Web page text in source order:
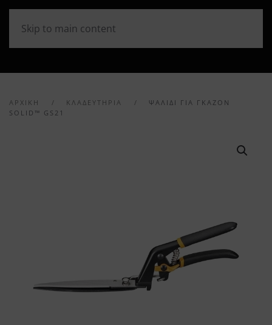
Skip to main content
ΑΡΧΙΚΉ ΚΛΑΔΕΥΤΗΡΙΑ
ΨΑΛΊΔΙ ΓΙΑ ΓΚΑΖΌΝ
SOLID™ GS21